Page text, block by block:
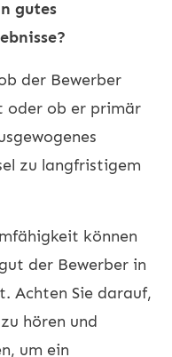
gutes
der Bewerber
oder ob er primär
zu langfristigem
können
der Bewerber in
Achten Sie darauf,
hören und
um ein